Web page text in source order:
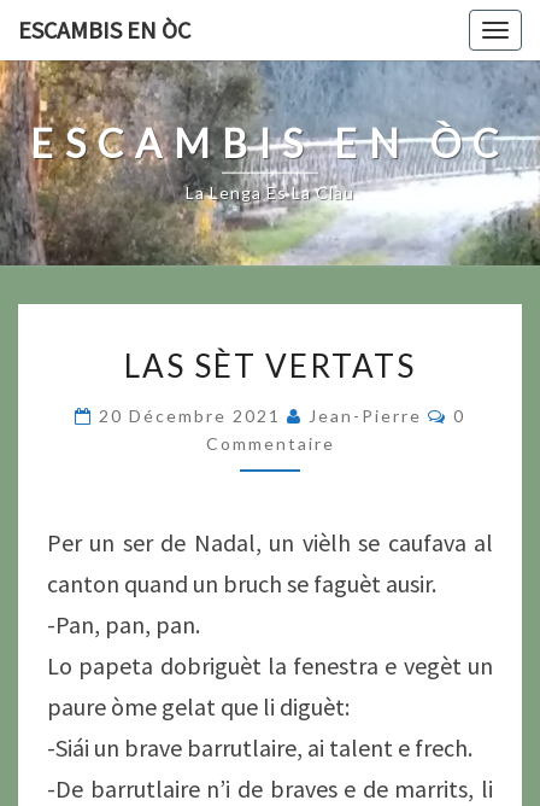
content
ESCAMBIS EN ÒC
ESCAMBIS EN ÒC
La Lenga Es La Clau
SÈT
VERTATS
LAS SÈT VERTATS
20 Décembre 2021 Jean-Pierre
0
Commentaire
Per un ser de Nadal, un vièlh se caufava al
canton quand un bruch se faguèt ausir.
-Pan, pan, pan.
Lo papeta dobriguèt la fenestra e vegèt un
paure òme gelat que li diguèt:
-Siái un brave barrutlaire, ai talent e frech.
-De barrutlaire n’i de braves e de marrits, li